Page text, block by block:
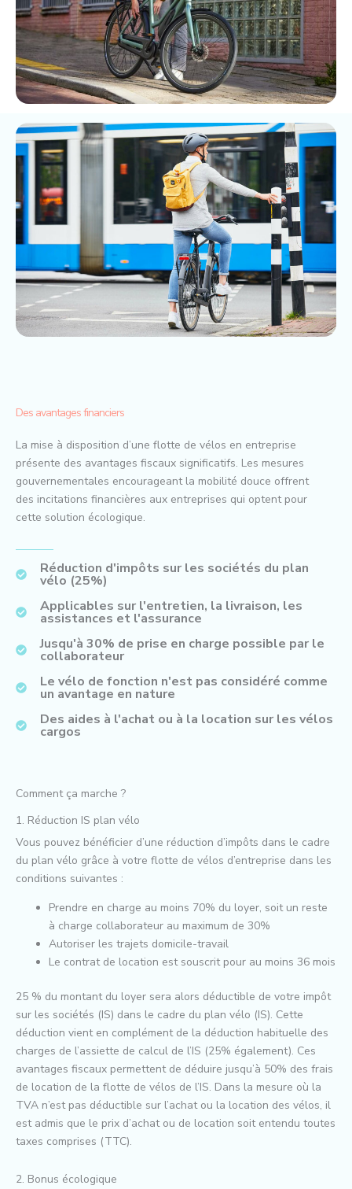
Des avantages financiers
La mise à disposition d’une flotte de vélos en entreprise
présente des avantages fiscaux significatifs. Les mesures
gouvernementales encourageant la mobilité douce offrent
des incitations financières aux entreprises qui optent pour
cette solution écologique.
Réduction d'impôts sur les sociétés du plan
vélo (25%)
Applicables sur l'entretien, la livraison, les
assistances et l'assurance
Jusqu'à 30% de prise en charge possible par le
collaborateur
Le vélo de fonction n'est pas considéré comme
un avantage en nature
Des aides à l'achat ou à la location sur les vélos
cargos
Comment ça marche ?
1. Réduction IS plan vélo
Vous pouvez bénéficier d’une réduction d’impôts dans le cadre
du plan vélo grâce à votre flotte de vélos d’entreprise dans les
conditions suivantes :
Prendre en charge au moins 70% du loyer, soit un reste
à charge collaborateur au maximum de 30%
Autoriser les trajets domicile-travail
Le contrat de location est souscrit pour au moins 36 mois
25 % du montant du loyer sera alors déductible de votre impôt
sur les sociétés (IS) dans le cadre du plan vélo (IS). Cette
déduction vient en complément de la déduction habituelle des
charges de l’assiette de calcul de l’IS (25% également). Ces
avantages fiscaux permettent de déduire jusqu’à 50% des frais
de location de la flotte de vélos de l’IS. Dans la mesure où la
TVA n’est pas déductible sur l’achat ou la location des vélos, il
est admis que le prix d’achat ou de location soit entendu toutes
taxes comprises (TTC).
2. Bonus écologique